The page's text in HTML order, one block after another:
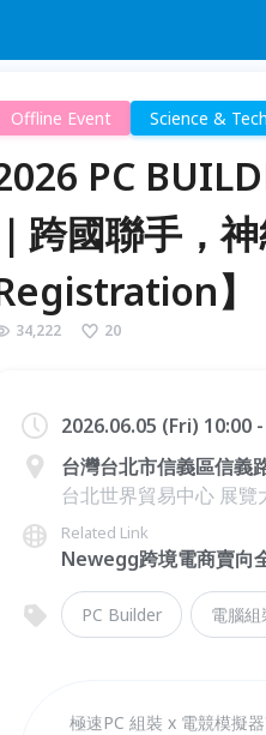
Offline Event Science & Tech
PC
｜跨國聯手，
】
34,222 20
2026.06.05 (Fri) 10:00
台灣台北市信義區信義
台北世界貿易中心 展
Related Link
Newegg跨境電商賣向
PC Builder 電腦組
極速PC 組裝 x 電競模擬